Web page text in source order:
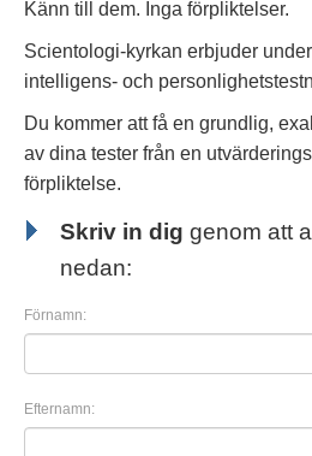
Känn till dem. Inga förpliktelser.
Scientologi-kyrkan erbjuder
intelligens- och
Du kommer att få en grundlig,
av dina tester från en
förpliktelse.
Skriv in dig genom att
nedan:
Förnamn:
Efternamn: